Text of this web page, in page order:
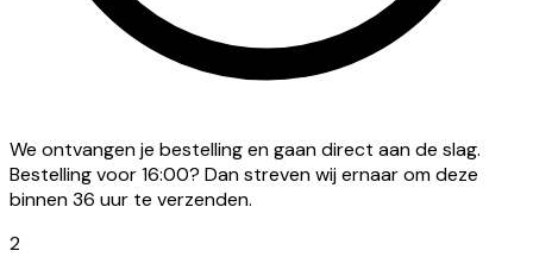
We ontvangen je bestelling en gaan direct aan de slag.
Bestelling voor 16:00? Dan streven wij ernaar om deze
binnen 36 uur te verzenden.
2